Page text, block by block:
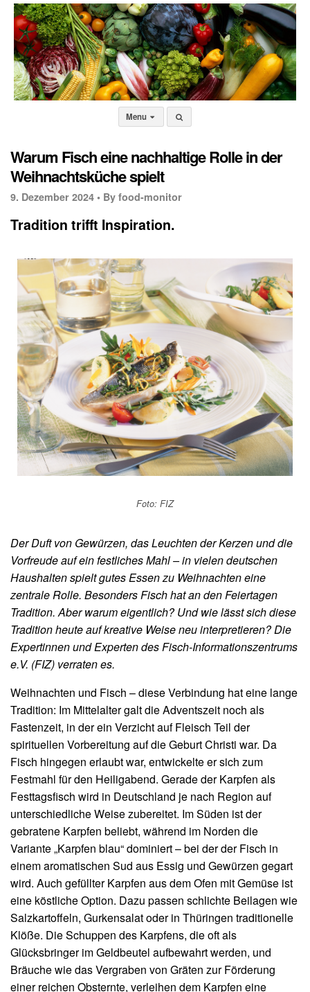
Menu
Warum Fisch eine nachhaltige Rolle in der
Weihnachtsküche spielt
9. Dezember 2024 • By food-monitor
Tradition trifft Inspiration.
Foto: FIZ
Der Duft von Gewürzen, das Leuchten der Kerzen und die
Vorfreude auf ein festliches Mahl – in vielen deutschen
Haushalten spielt gutes Essen zu Weihnachten eine
zentrale Rolle. Besonders Fisch hat an den Feiertagen
Tradition. Aber warum eigentlich? Und wie lässt sich diese
Tradition heute auf kreative Weise neu interpretieren? Die
Expertinnen und Experten des Fisch-Informationszentrums
e.V. (FIZ) verraten es.
Weihnachten und Fisch – diese Verbindung hat eine lange
Tradition: Im Mittelalter galt die Adventszeit noch als
Fastenzeit, in der ein Verzicht auf Fleisch Teil der
spirituellen Vorbereitung auf die Geburt Christi war. Da
Fisch hingegen erlaubt war, entwickelte er sich zum
Festmahl für den Heiligabend. Gerade der Karpfen als
Festtagsfisch wird in Deutschland je nach Region auf
unterschiedliche Weise zubereitet. Im Süden ist der
gebratene Karpfen beliebt, während im Norden die
Variante „Karpfen blau“ dominiert – bei der der Fisch in
einem aromatischen Sud aus Essig und Gewürzen gegart
wird. Auch gefüllter Karpfen aus dem Ofen mit Gemüse ist
eine köstliche Option. Dazu passen schlichte Beilagen wie
Salzkartoffeln, Gurkensalat oder in Thüringen traditionelle
Klöße. Die Schuppen des Karpfens, die oft als
Glücksbringer im Geldbeutel aufbewahrt werden, und
Bräuche wie das Vergraben von Gräten zur Förderung
einer reichen Obsternte, verleihen dem Karpfen eine